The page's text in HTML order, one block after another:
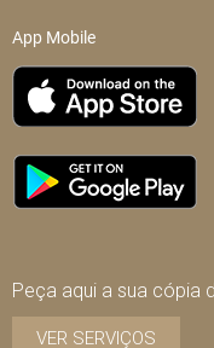
App Mobile
Peça aqui a sua cópia
VER SERVIÇOS